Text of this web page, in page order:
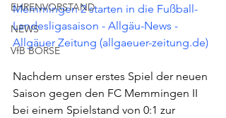
EHRENVORSTAND
NEWS
VfB BÖRSE
Memmingen 2 starten in die Fußball-
Landesligasaison - Allgäu-News -
Allgäuer Zeitung (allgaeuer-zeitung.de)
Nachdem unser erstes Spiel der neuen
Saison gegen den FC Memmingen II
bei einem Spielstand von 0:1 zur